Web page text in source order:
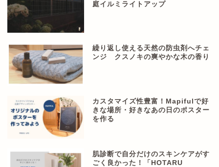
庭イルミライトアップ
繰り返し使える天然の防虫剤へチェ
ンジ クスノキの爽やかな木の香り
カスタマイズ性豊富！Mapifulで好
きな場所・好きなあの日のポスター
を作る
肌診断で自分だけのスキンケアがす
ごく良かった！「HOTARU